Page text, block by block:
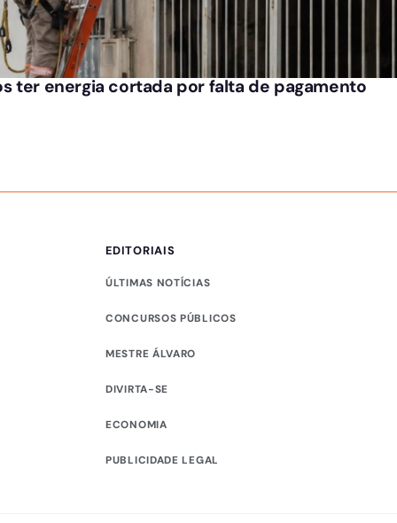
ter energia cortada por falta de pagamento
EDITORIAIS
ÚLTIMAS NOTÍCIAS
CONCURSOS PÚBLICOS
MESTRE ÁLVARO
DIVIRTA-SE
ECONOMIA
PUBLICIDADE LEGAL